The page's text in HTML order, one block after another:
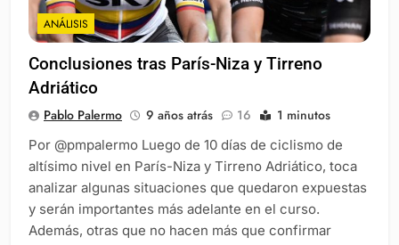
ANÁLISIS
Conclusiones tras París-Niza y Tirreno
Adriático
Pablo Palermo 9 años atrás 16 1 minutos
Por @pmpalermo Luego de 10 días de ciclismo de
altísimo nivel en París-Niza y Tirreno Adriático, toca
analizar algunas situaciones que quedaron expuestas
y serán importantes más adelante en el curso.
Además, otras que no hacen más que confirmar